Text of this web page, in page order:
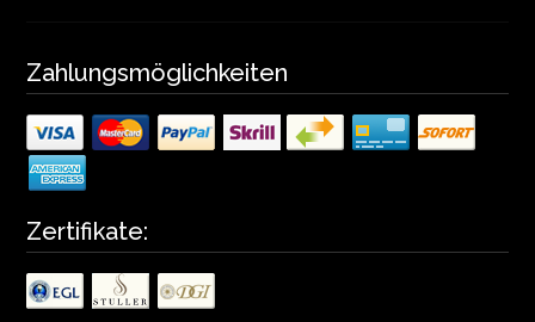
Zahlungsmöglichkeiten
Zertifikate: